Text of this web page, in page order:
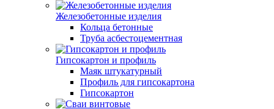
Железобетонные изделия
Кольца бетонные
Труба асбестоцементная
Гипсокартон и профиль
Маяк штукатурный
Профиль для гипсокартона
Гипсокартон